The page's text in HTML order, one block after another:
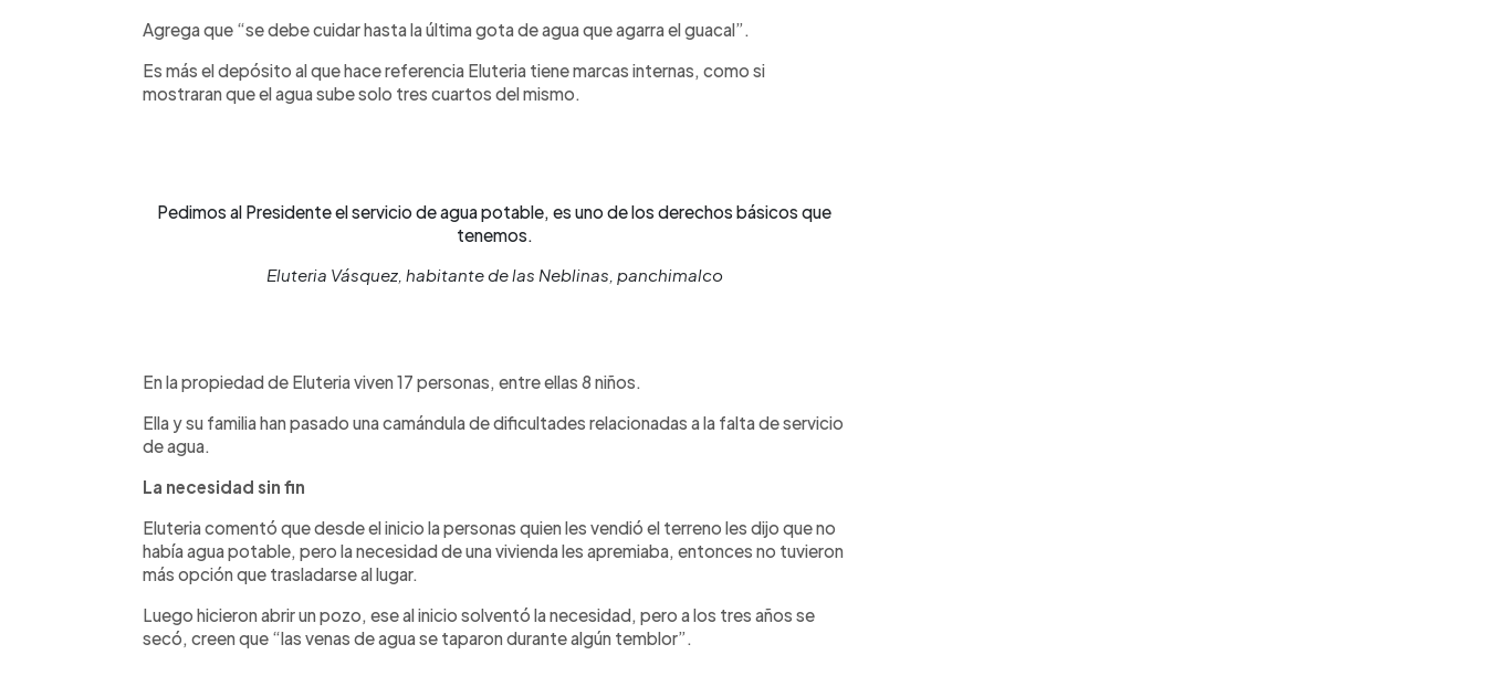
Agrega que “se debe cuidar hasta la última gota de agua que agarra el guacal”.
Es más el depósito al que hace referencia Eluteria tiene marcas internas, como si
mostraran que el agua sube solo tres cuartos del mismo.
Pedimos al Presidente el servicio de agua potable, es uno de los derechos básicos que
tenemos.
Eluteria Vásquez, habitante de las Neblinas, panchimalco
En la propiedad de Eluteria viven 17 personas, entre ellas 8 niños.
Ella y su familia han pasado una camándula de dificultades relacionadas a la falta de servicio
de agua.
La necesidad sin fin
Eluteria comentó que desde el inicio la personas quien les vendió el terreno les dijo que no
había agua potable, pero la necesidad de una vivienda les apremiaba, entonces no tuvieron
más opción que trasladarse al lugar.
Luego hicieron abrir un pozo, ese al inicio solventó la necesidad, pero a los tres años se
secó, creen que “las venas de agua se taparon durante algún temblor”.